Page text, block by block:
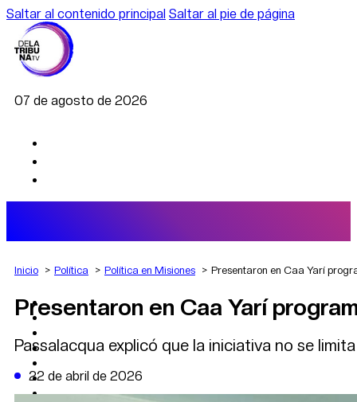
Saltar al contenido principal Saltar al pie de página
07 de agosto de 2026
AGRO
DEPORTES
POLÍTICA
DATA FIRME
DE LA TRIBUNA TV
Inicio Política Política en Misiones Presentaron en Caa Yarí
Presentaron en Caa Yarí
Passalacqua explicó que la iniciativa no se
22 de abril de 2026